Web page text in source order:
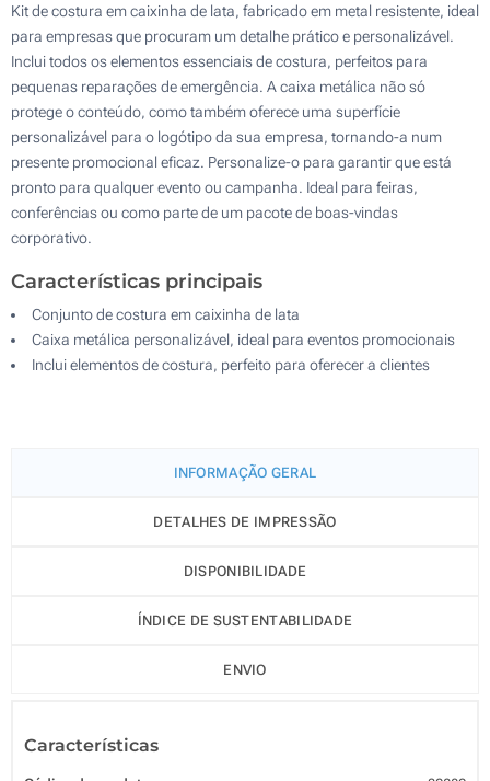
Kit de costura em caixinha de lata, fabricado em metal resistente, ideal
para empresas que procuram um detalhe prático e personalizável.
Inclui todos os elementos essenciais de costura, perfeitos para
pequenas reparações de emergência. A caixa metálica não só
protege o conteúdo, como também oferece uma superfície
personalizável para o logótipo da sua empresa, tornando-a num
presente promocional eficaz. Personalize-o para garantir que está
pronto para qualquer evento ou campanha. Ideal para feiras,
conferências ou como parte de um pacote de boas-vindas
corporativo.
Características principais
Conjunto de costura em caixinha de lata
Caixa metálica personalizável, ideal para eventos promocionais
Inclui elementos de costura, perfeito para oferecer a clientes
INFORMAÇÃO GERAL
DETALHES DE IMPRESSÃO
DISPONIBILIDADE
ÍNDICE DE SUSTENTABILIDADE
ENVIO
Características